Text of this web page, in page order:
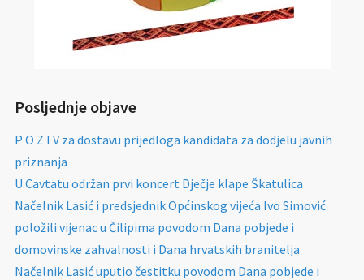
Posljednje objave
P O Z I V za dostavu prijedloga kandidata za dodjelu javnih
priznanja
U Cavtatu održan prvi koncert Dječje klape Škatulica
Načelnik Lasić i predsjednik Općinskog vijeća Ivo Simović
položili vijenac u Čilipima povodom Dana pobjede i
domovinske zahvalnosti i Dana hrvatskih branitelja
Načelnik Lasić uputio čestitku povodom Dana pobjede i